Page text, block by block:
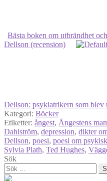
Bästa boken om utbrändhet
Dellson (recension)
Dellson: psykiatrikern som blev
Kategori: Böcker
Etiketter: ångest, Ångestens
Dahlström, depression, dikter
Dellson, poesi, poesi om
Sylvia Plath, Ted Hughes,
Sök
Sök
efter: